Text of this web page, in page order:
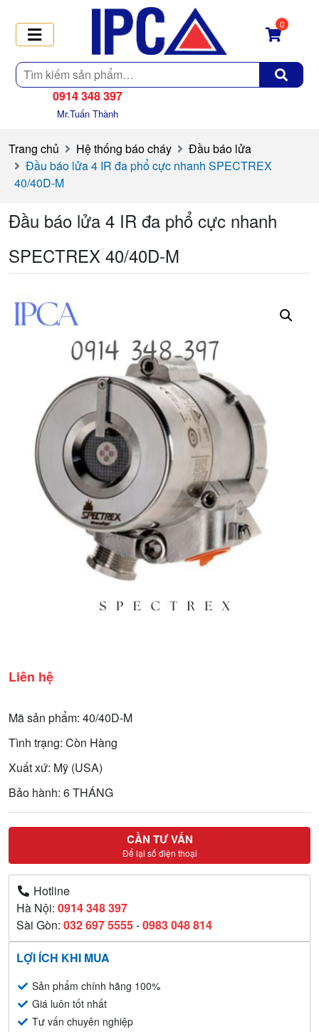
Tìm
kiếm
0
0914 348 397
Mr.Tuấn Thành
Trang chủ Hệ thống báo cháy
Đầu báo lửa
Đầu báo lửa 4 IR đa phổ cực nhanh SPECTREX
40/40D-M
Đầu báo lửa 4 IR đa phổ cực nhanh
SPECTREX 40/40D-M
Liên hệ
Mã sản phẩm: 40/40D-M
Tình trạng: Còn Hàng
Xuất xứ: Mỹ (USA)
Bảo hành: 6 THÁNG
CẦN TƯ VẤN
Để lại số điện thoại
Hotline
Hà Nội: 0914 348 397
Sài Gòn: 032 697 5555-0983 048 814
LỢI ÍCH KHI MUA
Sản phẩm chính hãng 100%
Giá luôn tốt nhất
Tư vấn chuyên nghiệp